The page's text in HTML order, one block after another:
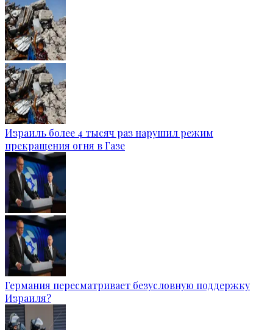
Израиль более 4 тысяч раз нарушил режим
прекращения огня в Газе
Германия пересматривает безусловную поддержку
Израиля?